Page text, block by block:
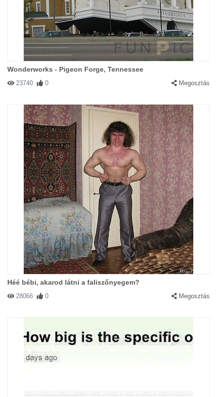
Wonderworks - Pigeon Forge, Tennessee
23740 0 Megosztás
Héé bébi, akarod látni a faliszőnyegem?
28066 0 Megosztás